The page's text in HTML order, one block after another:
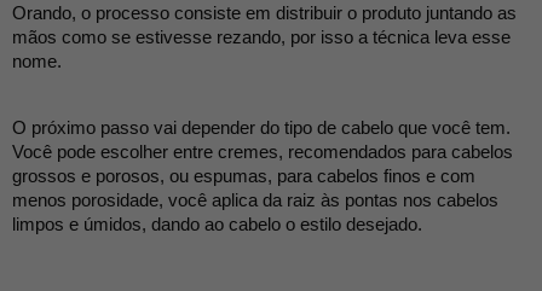
Orando, o processo consiste em distribuir o produto juntando as
mãos como se estivesse rezando, por isso a técnica leva esse
nome.
O próximo passo vai depender do tipo de cabelo que você tem.
Você pode escolher entre cremes, recomendados para cabelos
grossos e porosos, ou espumas, para cabelos finos e com
menos porosidade, você aplica da raiz às pontas nos cabelos
limpos e úmidos, dando ao cabelo o estilo desejado.